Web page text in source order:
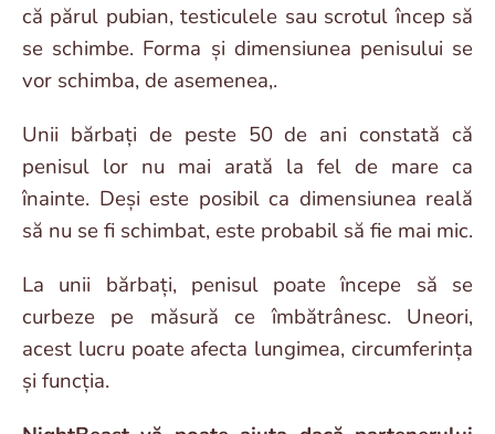
că părul pubian, testiculele sau scrotul încep să
se schimbe. Forma și dimensiunea penisului se
vor schimba, de asemenea,.
Unii bărbați de peste 50 de ani constată că
penisul lor nu mai arată la fel de mare ca
înainte. Deși este posibil ca dimensiunea reală
să nu se fi schimbat, este probabil să fie mai mic.
La unii bărbați, penisul poate începe să se
curbeze pe măsură ce îmbătrânesc. Uneori,
acest lucru poate afecta lungimea, circumferința
și funcția.